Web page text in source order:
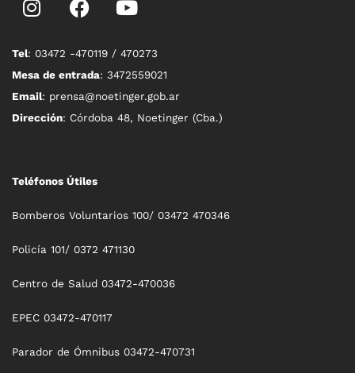
Tel: 03472 -470119 / 470273
Mesa de entrada: 3472559021
Email: prensa@noetinger.gob.ar
Dirección: Córdoba 48, Noetinger (Cba.)
Teléfonos Útiles
Bomberos Voluntarios 100/ 03472 470346
Policía 101/ 0372 471130
Centro de Salud 03472-470036
EPEC 03472-470117
Parador de Ómnibus 03472-470731